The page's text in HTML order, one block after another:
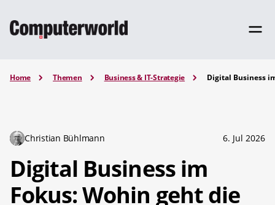
Home Themen Business & IT-Strategie Digital Business
Christian Bühlmann 6. Jul 2026
Digital Business im
Fokus: Wohin geht die